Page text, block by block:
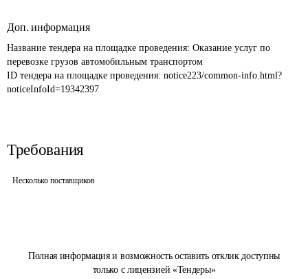
Полная информация и возможность оставить отклик доступны
только с лицензией «Тендеры»
Доп. информация
Название тендера на площадке проведения: Оказание услуг по
перевозке грузов автомобильным транспортом
ID тендера на площадке проведения: notice223/common-info.html?
noticeInfoId=19342397
Требования
Несколько поставщиков